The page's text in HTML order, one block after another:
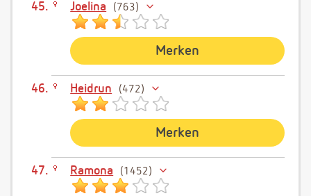
Joelina 763
Merken
Heidrun 472
Merken
Ramona 1452